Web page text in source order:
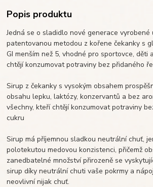
Popis produktu
Jedná se o sladidlo nové generace vyrobené
patentovanou metodou z kořene čekanky s
GI menším než 5, vhodné pro sportovce, děti
chtějí konzumovat potraviny bez přidaného
Sirup z čekanky s vysokým obsahem
obsahu lepku, laktózy, konzervantů a bez
všechny, kteří chtějí konzumovat potraviny
cukru
Sirup má příjemnou sladkou neutrální chuť,
polotekutou medovou konzistenci, přičemž
zanedbatelné množství přirozeně se
sirup díky neutrální chuti vaše pokrmy a
neovlivní nijak chuť.